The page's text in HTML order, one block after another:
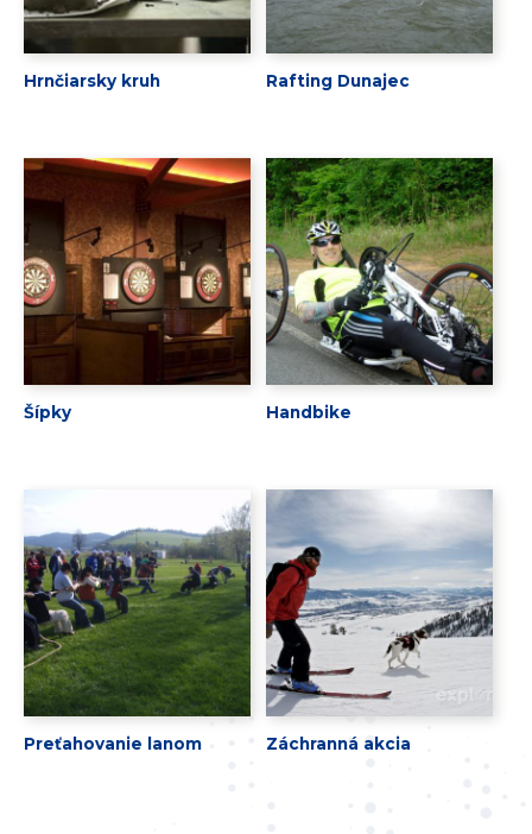
Hrnčiarsky kruh Rafting Dunajec
Šípky Handbike
Preťahovanie lanom Záchranná akcia